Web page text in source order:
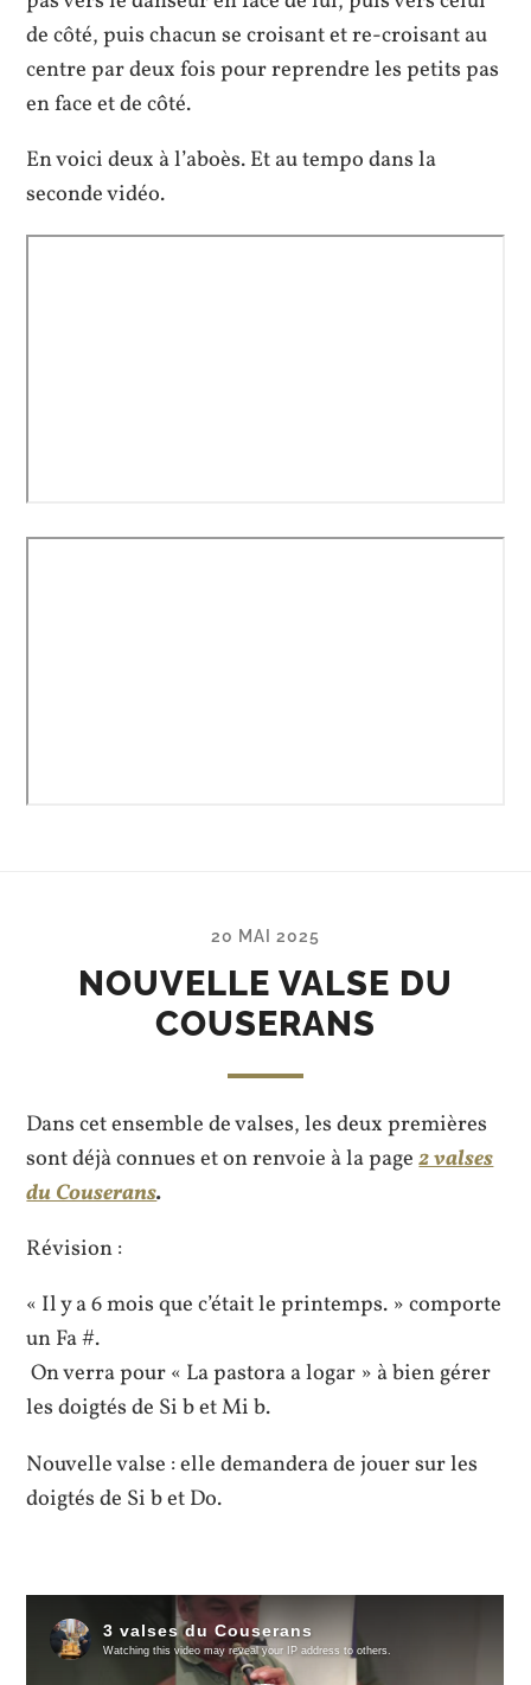
de côté, puis chacun se croisant et re-croisant au
centre par deux fois pour reprendre les petits pas
en face et de côté.
En voici deux à l’aboès. Et au tempo dans la
seconde vidéo.
20 MAI 2025
NOUVELLE VALSE DU
COUSERANS
Dans cet ensemble de valses, les deux premières
sont déjà connues et on renvoie à la page2 valses
du Couserans.
Révision :
« Il y a 6 mois que c’était le printemps. » comporte
un Fa #.
On verra pour « La pastora a logar » à bien gérer
les doigtés de Si b et Mi b.
Nouvelle valse : elle demandera de jouer sur les
doigtés de Si b et Do.